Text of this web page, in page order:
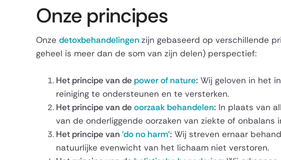
Onze principes
Onze detoxbehandelingen zijn gebaseerd op verschillende
geheel is meer dan de som van zijn delen) perspectief:
Het principe van de power of nature: Wij geloven in het
reiniging te ondersteunen en te versterken.
Het principe van de oorzaak behandelen: In plaats van
van de onderliggende oorzaken van ziekte of
Het principe van 'do no harm': Wij streven ernaar
natuurlijke evenwicht van het lichaam niet verstoren.